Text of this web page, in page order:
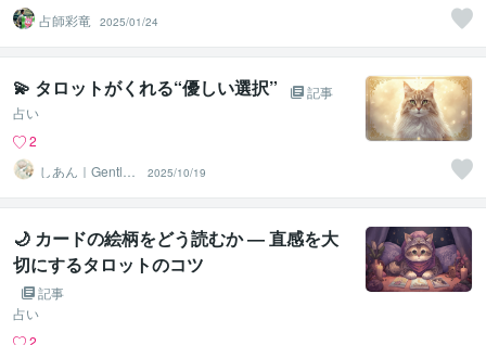
占師彩竜
2025/01/24
💫 タロットがくれる“優しい選択”
記事
占い
2
しあん｜Gentle
Tarot
2025/10/19
🌙 カードの絵柄をどう読むか ― 直感を大
切にするタロットのコツ
記事
占い
2